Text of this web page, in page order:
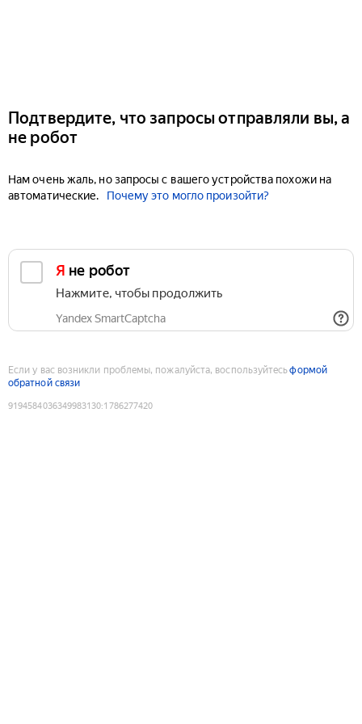
Подтвердите, что запросы отправляли вы, а
не робот
Нам очень жаль, но запросы с вашего устройства похожи на
автоматические.
Почему это могло произойти?
Я не робот
Нажмите, чтобы продолжить
Yandex SmartCaptcha
Если у вас возникли проблемы, пожалуйста, воспользуйтесьформой
обратной связи
9194584036349983130:1786277420